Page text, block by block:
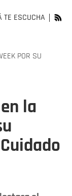
TE ESCUCHA
POR SU
la